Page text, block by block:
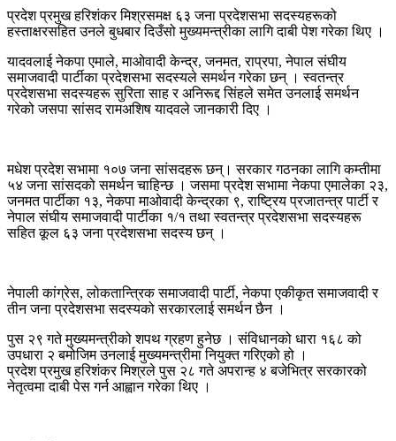
प्रदेश प्रमुख हरिशंकर मिश्रसमक्ष ६३ जना प्रदेशसभा सदस्यहरूको
हस्ताक्षरसहित उनले बुधबार दिउँसो मुख्यमन्त्रीका लागि दाबी पेश गरेका थिए ।
यादवलाई नेकपा एमाले, माओवादी केन्द्र, जनमत, राप्रपा, नेपाल संघीय
समाजवादी पार्टीका प्रदेशसभा सदस्यले समर्थन गरेका छन् । स्वतन्त्र
प्रदेशसभा सदस्यहरू सुरिता साह र अनिरूद्द सिंहले समेत उनलाई समर्थन
गरेको जसपा सांसद रामअशिष यादवले जानकारी दिए ।
मधेश प्रदेश सभामा १०७ जना सांसदहरू छन्। सरकार गठनका लागि कम्तीमा
५४ जना सांसदको समर्थन चाहिन्छ । जसमा प्रदेश सभामा नेकपा एमालेका २३,
जनमत पार्टीका १३, नेकपा माओवादी केन्द्रका ९, राष्ट्रिय प्रजातन्त्र पार्टी र
नेपाल संघीय समाजवादी पार्टीका १/१ तथा स्वतन्त्र प्रदेशसभा सदस्यहरू
सहित कूल ६३ जना प्रदेशसभा सदस्य छन् ।
नेपाली कांग्रेस, लोकतान्त्रिक समाजवादी पार्टी, नेकपा एकीकृत समाजवादी र
तीन जना प्रदेशसभा सदस्यको सरकारलाई समर्थन छैन ।
पुस २९ गते मुख्यमन्त्रीको शपथ ग्रहण हुनेछ । संविधानको धारा १६८ को
उपधारा २ बमोजिम उनलाई मुख्यमन्त्रीमा नियुक्त गरिएको हो ।
प्रदेश प्रमुख हरिशंकर मिश्रले पुस २८ गते अपरान्ह ४ बजेभित्र सरकारको
नेतृत्वमा दाबी पेस गर्न आह्वान गरेका थिए ।